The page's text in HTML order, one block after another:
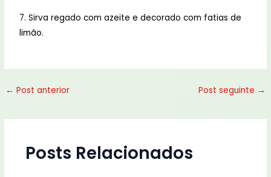
7. Sirva regado com azeite e decorado com fatias de
limão.
← Post anterior Post seguinte →
Posts Relacionados